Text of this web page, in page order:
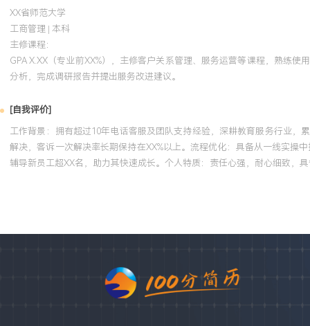
XX省师范大学
工商管理 | 本科
主修课程：
GPA X.XX（专业前XX%），主修客户关系管理、服务运营等课程，熟练
分析，完成调研报告并提出服务改进建议。
[自我评价]
工作背景：拥有超过10年电话客服及团队支持经验，深耕教育服务行业，
解决，客诉一次解决率长期保持在XX%以上。流程优化：具备从一线实操
辅导新员工超XX名，助力其快速成长。个人特质：责任心强，耐心细致，